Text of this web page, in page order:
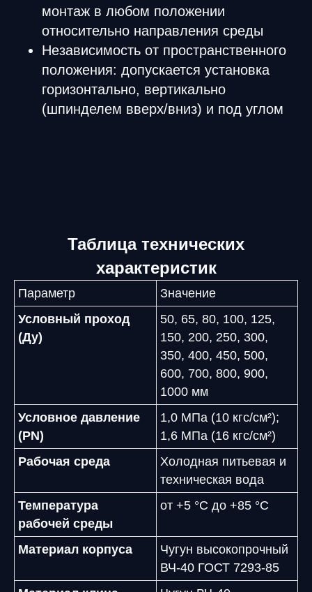
монтаж в любом положении
относительно направления среды
Независимость от пространственного
положения: допускается установка
горизонтально, вертикально
(шпинделем вверх/вниз) и под углом
Таблица технических
характеристик
Параметр
Значение
Условный проход
(Ду)
50, 65, 80, 100, 125,
150, 200, 250, 300,
350, 400, 450, 500,
600, 700, 800, 900,
1000 мм
Условное давление
(PN)
1,0 МПа (10 кгс/см²);
1,6 МПа (16 кгс/см²)
Рабочая среда
Холодная питьевая и
техническая вода
Температура
рабочей среды
от +5 °C до +85 °C
Материал корпуса
Чугун высокопрочный
ВЧ-40 ГОСТ 7293-85